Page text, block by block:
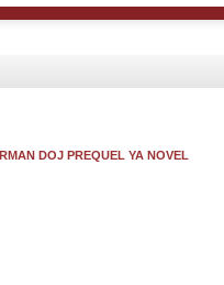
DOJ PREQUEL YA NOVEL